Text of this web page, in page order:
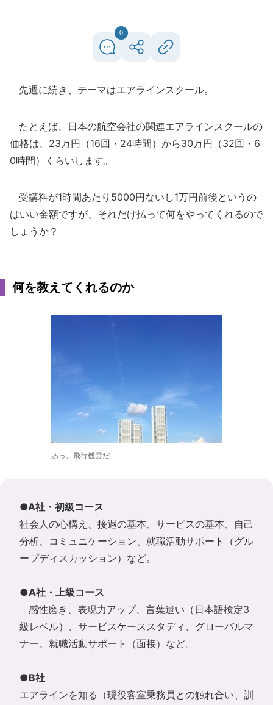
0
先週に続き、テーマはエアラインスクール。
たとえば、日本の航空会社の関連エアラインスクールの
価格は、23万円（16回・24時間）から30万円（32回・6
0時間）くらいします。
受講料が1時間あたり5000円ないし1万円前後というの
はいい金額ですが、それだけ払って何をやってくれるので
しょうか？
何を教えてくれるのか
あっ、飛行機雲だ
●A社・初級コース
社会人の心構え、接遇の基本、サービスの基本、自己
分析、コミュニケーション、就職活動サポート（グル
ープディスカッション）など。
●A社・上級コース
感性磨き、表現力アップ、言葉遣い（日本語検定3
級レベル）、サービスケーススタディ、グローバルマ
ナー、就職活動サポート（面接）など。
●B社
エアラインを知る（現役客室乗務員との触れ合い、訓